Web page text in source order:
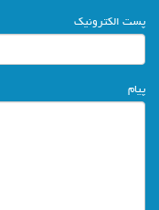
پست الکترونیک
پیام